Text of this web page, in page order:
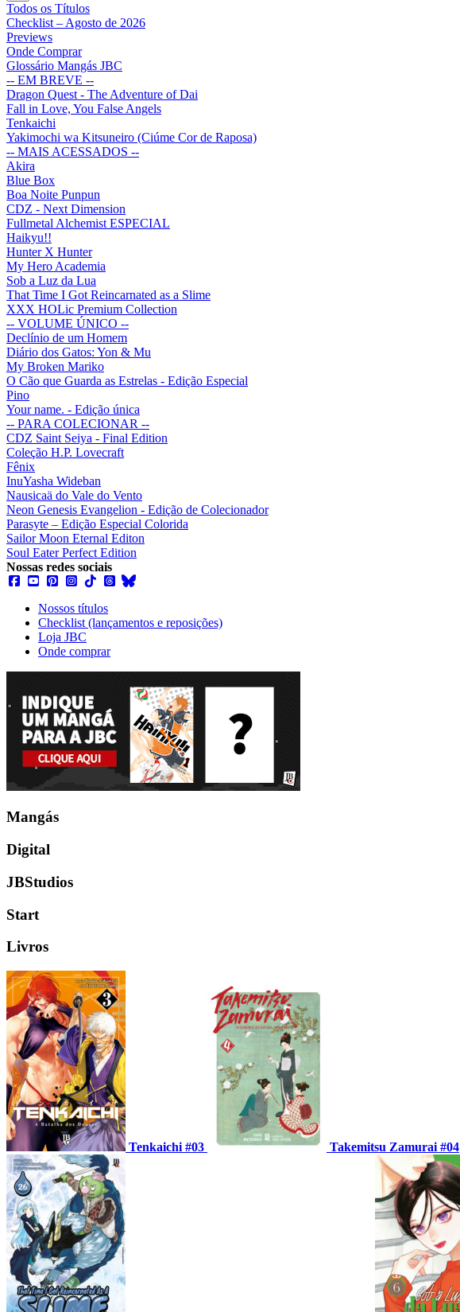
Todos os Títulos
Checklist – Agosto de 2026
Previews
Onde Comprar
Glossário Mangás JBC
-- EM BREVE --
Dragon Quest - The Adventure of Dai
Fall in Love, You False Angels
Tenkaichi
Yakimochi wa Kitsuneiro (Ciúme Cor de Raposa)
-- MAIS ACESSADOS --
Akira
Blue Box
Boa Noite Punpun
CDZ - Next Dimension
Fullmetal Alchemist ESPECIAL
Haikyu!!
Hunter X Hunter
My Hero Academia
Sob a Luz da Lua
That Time I Got Reincarnated as a Slime
XXX HOLic Premium Collection
-- VOLUME ÚNICO --
Declínio de um Homem
Diário dos Gatos: Yon & Mu
My Broken Mariko
O Cão que Guarda as Estrelas - Edição Especial
Pino
Your name. - Edição única
-- PARA COLECIONAR --
CDZ Saint Seiya - Final Edition
Coleção H.P. Lovecraft
Fênix
InuYasha Wideban
Nausicaä do Vale do Vento
Neon Genesis Evangelion - Edição de Colecionador
Parasyte – Edição Especial Colorida
Sailor Moon Eternal Editon
Soul Eater Perfect Edition
Nossas redes sociais
Nossos títulos
Checklist (lançamentos e reposições)
Loja JBC
Onde comprar
Mangás
Digital
JBStudios
Start
Livros
Tenkaichi #03 Takemitsu Zamurai #04